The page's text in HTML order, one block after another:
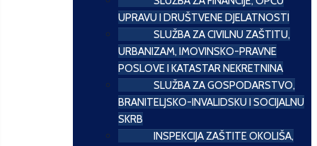
UPRAVU I DRUŠTVENE DJELATNOSTI
SLUŽBA ZA CIVILNU ZAŠTITU,
URBANIZAM, IMOVINSKO-PRAVNE
POSLOVE I KATASTAR NEKRETNINA
SLUŽBA ZA GOSPODARSTVO,
BRANITELJSKO-INVALIDSKU I SOCIJALNU
SKRB
INSPEKCIJA ZAŠTITE OKOLIŠA,